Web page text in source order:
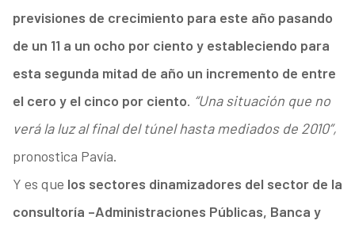
previsiones de crecimiento para este año pasando
de un 11 a un ocho por ciento y estableciendo para
esta segunda mitad de año un incremento de entre
el cero y el cinco por ciento. “Una situación que no
verá la luz al final del túnel hasta mediados de 2010”,
pronostica Pavía.
Y es que los sectores dinamizadores del sector de la
consultoría –Administraciones Públicas, Banca y